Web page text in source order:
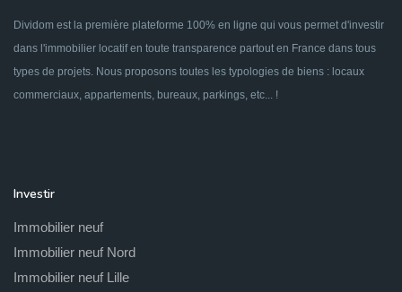
Dividom est la première plateforme 100% en ligne qui vous permet d'investir
dans l'immobilier locatif en toute transparence partout en France dans tous
types de projets. Nous proposons toutes les typologies de biens : locaux
commerciaux, appartements, bureaux, parkings, etc... !
Investir
Immobilier neuf
Immobilier neuf Nord
Immobilier neuf Lille